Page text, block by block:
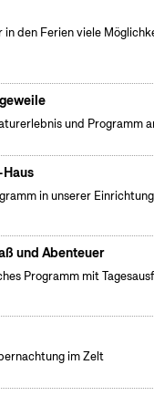
den Ferien viele
und Programm
in unserer
und Abenteuer
Programm mit
im Zelt